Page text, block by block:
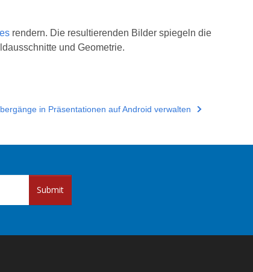
rendern. Die resultierenden Bilder spiegeln die
und Geometrie.
in Präsentationen auf Android verwalten
Submit